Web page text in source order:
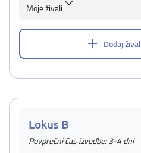
Moje živali
Dodaj žival
Lokus B
Povprečni čas izvedbe: 3-4 dni